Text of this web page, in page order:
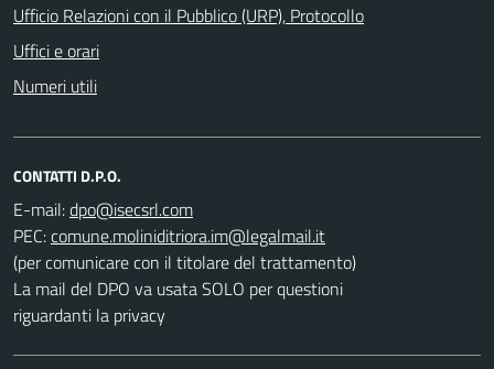
Ufficio Relazioni con il Pubblico (URP), Protocollo
Uffici e orari
Numeri utili
CONTATTI D.P.O.
E-mail:
PEC:
(per comunicare con il titolare del trattamento)
La mail del DPO va usata SOLO per questioni
riguardanti la privacy